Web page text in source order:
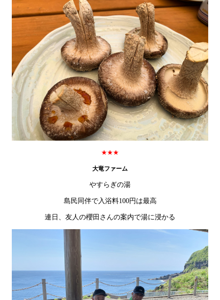
★★★
大竜ファーム
やすらぎの湯
島民同伴で入浴料100円は最高
連日、友人の櫻田さんの案内で湯に浸かる